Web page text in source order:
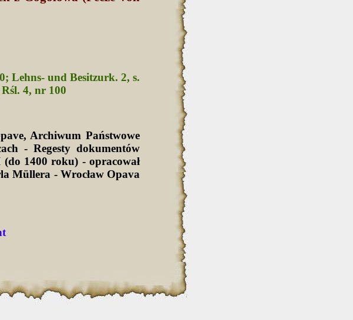
Lehns- und Besitzurk. 2, s.
4, nr 100
Archiwum Państwowe
- Regesty dokumentów
1400 roku) - opracował
Müllera - Wrocław Opava